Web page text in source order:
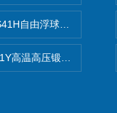
自由浮球式蒸汽疏水
高温高压锻钢止回阀